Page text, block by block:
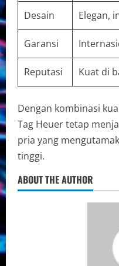
Desain Elegan,
Garansi
Reputasi Kuat di
Dengan kombinasi
Tag Heuer tetap
pria yang
tinggi.
ABOUT THE AUTHOR